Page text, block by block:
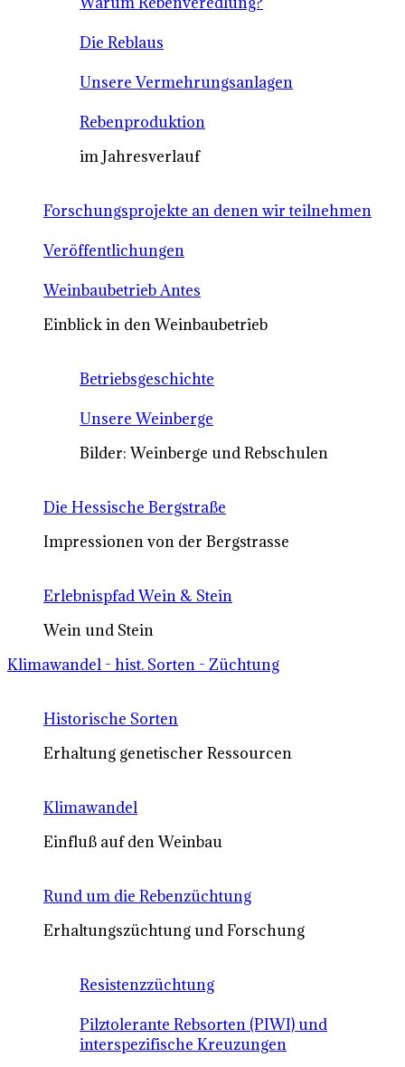
Die Reblaus
Unsere Vermehrungsanlagen
Rebenproduktion
im Jahresverlauf
Forschungsprojekte an denen wir teilnehmen
Veröffentlichungen
Weinbaubetrieb Antes
Einblick in den Weinbaubetrieb
Betriebsgeschichte
Unsere Weinberge
Bilder: Weinberge und Rebschulen
Die Hessische Bergstraße
Impressionen von der Bergstrasse
Erlebnispfad Wein & Stein
Wein und Stein
Klimawandel - hist. Sorten - Züchtung
Historische Sorten
Erhaltung genetischer Ressourcen
Klimawandel
Einfluß auf den Weinbau
Rund um die Rebenzüchtung
Erhaltungszüchtung und Forschung
Resistenzzüchtung
Pilztolerante Rebsorten (PIWI) und
interspezifische Kreuzungen